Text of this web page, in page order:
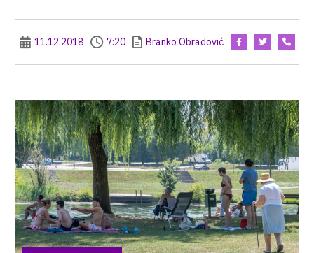
11.12.2018 7:20 Branko Obradović